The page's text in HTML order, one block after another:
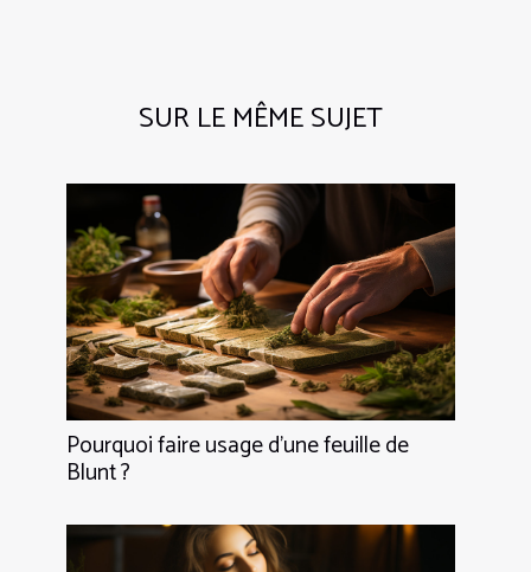
SUR LE MÊME SUJET
Pourquoi faire usage d’une feuille de
Blunt ?